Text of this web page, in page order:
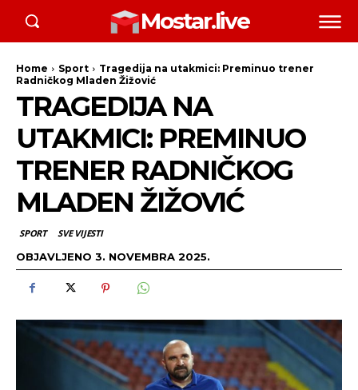
Mostar.live
Home Sport
Tragedija na utakmici: Preminuo trener
Radničkog Mladen Žižović
TRAGEDIJA NA
UTAKMICI: PREMINUO
TRENER RADNIČKOG
MLADEN ŽIŽOVIĆ
SPORT SVE VIJESTI
OBJAVLJENO 3. NOVEMBRA 2025.